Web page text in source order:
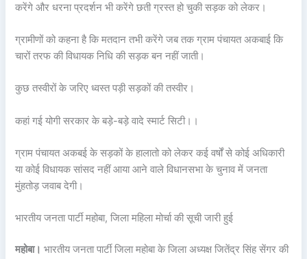
करेंगे और धरना प्रदर्शन भी करेंगे छती ग्रस्त हो चुकी सड़क को लेकर।
ग्रामीणों को कहना है कि मतदान तभी करेंगे जब तक ग्राम पंचायत अकबाई कि
चारों तरफ की विधायक निधि की सड़क बन नहीं जाती।
कुछ तस्वीरों के जरिए ध्वस्त पड़ी सड़कों की तस्वीर।
कहां गई योगी सरकार के बड़े-बड़े वादे स्मार्ट सिटी।।
ग्राम पंचायत अकबई के सड़कों के हालातो को लेकर कई वर्षों से कोई अधिकारी
या कोई विधायक सांसद नहीं आया आने वाले विधानसभा के चुनाव में जनता
मुंहतोड़ जवाब देगी।
भारतीय जनता पार्टी महोबा, जिला महिला मोर्चा की सूची जारी हुई
महोबा। भारतीय जनता पार्टी जिला महोबा के जिला अध्यक्ष जितेंद्र सिंह सेंगर की